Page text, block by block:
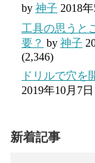
by 神子 2018
工具の思う
要？ by 神子
(2,346)
ドリルで穴を
2019年10月7日
新着記事